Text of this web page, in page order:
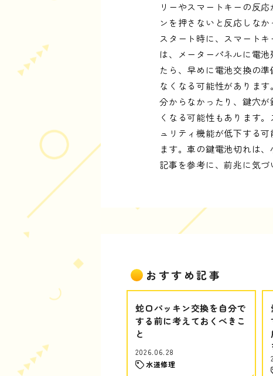
リーやスマートキーの反
ンを押さないと反応しな
スタート時に、スマート
は、メーターパネルに電
たら、早めに電池交換の
なくなる可能性がありま
分からなかったり、鍵穴
くなる可能性もあります
ュリティ機能が低下する
ます。車の鍵電池切れは
記事を参考に、前兆に気
おすすめ記事
蛇口パッキン交換を自分で
する前に考えておくべきこ
と
2026.06.28
水道修理